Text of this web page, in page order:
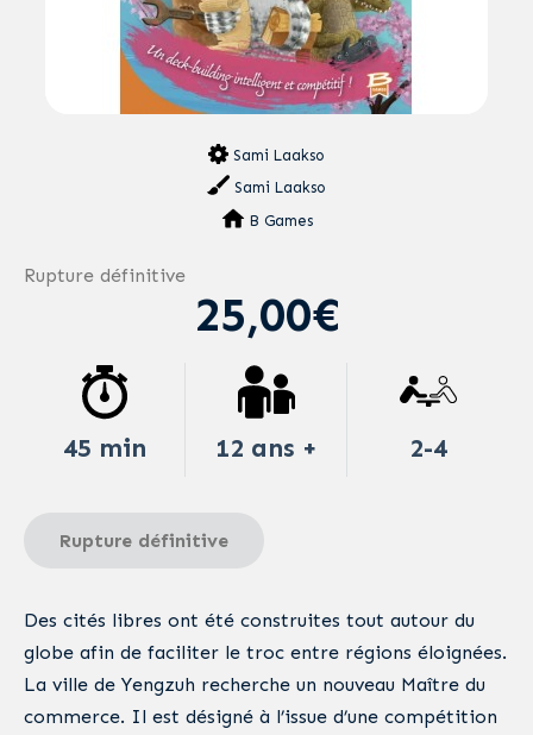
Sami Laakso
Sami Laakso
B Games
Rupture définitive
25,00€
45 min 12 ans + 2-4
Rupture définitive
Des cités libres ont été construites tout autour du
globe afin de faciliter le troc entre régions éloignées.
La ville de Yengzuh recherche un nouveau Maître du
commerce. Il est désigné à l’issue d’une compétition